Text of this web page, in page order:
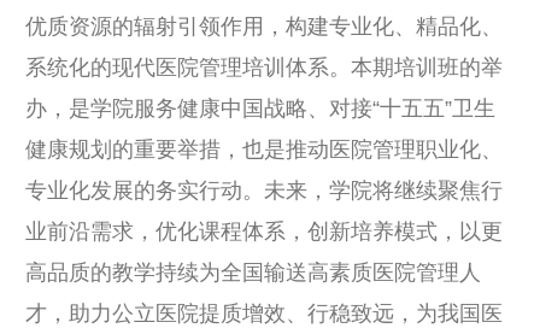
优质资源的辐射引领作用，构建专业化、精品化、
系统化的现代医院管理培训体系。本期培训班的举
办，是学院服务健康中国战略、对接“十五五”卫生
健康规划的重要举措，也是推动医院管理职业化、
专业化发展的务实行动。未来，学院将继续聚焦行
业前沿需求，优化课程体系，创新培养模式，以更
高品质的教学持续为全国输送高素质医院管理人
才，助力公立医院提质增效、行稳致远，为我国医